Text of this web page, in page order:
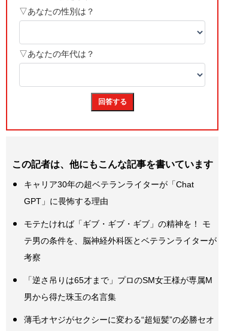
この記者は、他にもこんな記事を書いています
キャリア30年の超ベテランライターが「Chat
GPT」に畏怖する理由
モテたければ「ギブ・ギブ・ギブ」の精神を！ モ
テ男の条件を、脳神経外科医とベテランライターが
考察
「逆さ吊りは65才まで」プロのSM女王様が専属M
男から得た珠玉の名言集
薄毛オヤジがセクシーに変わる“超短髪”の必勝セオ